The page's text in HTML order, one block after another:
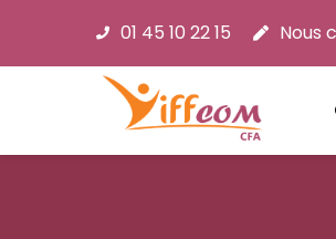
01 45 10 22 15 Nous